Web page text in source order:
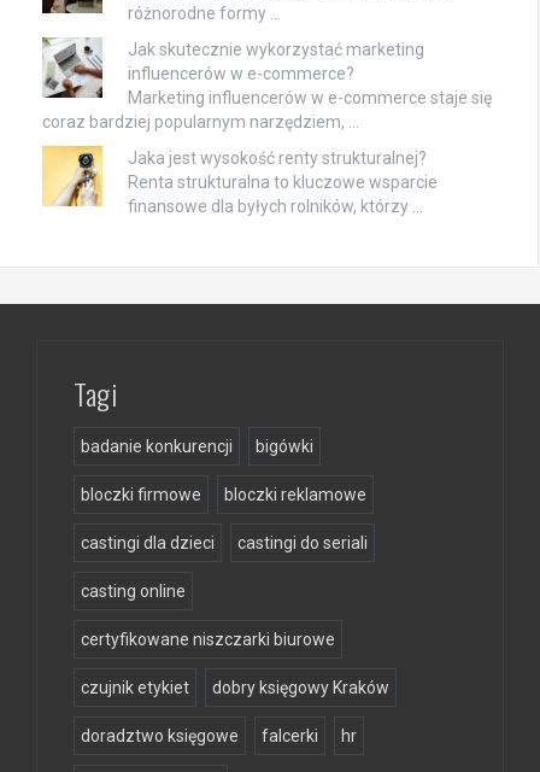
różnorodne formy …
Jak skutecznie wykorzystać marketing
influencerów w e-commerce?
Marketing influencerów w e-commerce staje się
coraz bardziej popularnym narzędziem, …
Jaka jest wysokość renty strukturalnej?
Renta strukturalna to kluczowe wsparcie
finansowe dla byłych rolników, którzy …
Tagi
badanie konkurencji bigówki
bloczki firmowe bloczki reklamowe
castingi dla dzieci castingi do seriali
casting online
certyfikowane niszczarki biurowe
czujnik etykiet dobry księgowy Kraków
doradztwo księgowe falcerki hr